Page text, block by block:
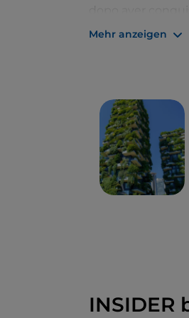
dalla forte
variegato menu.
Un vero e proprio
creazioni
Mehr anzeigen
INSIDER